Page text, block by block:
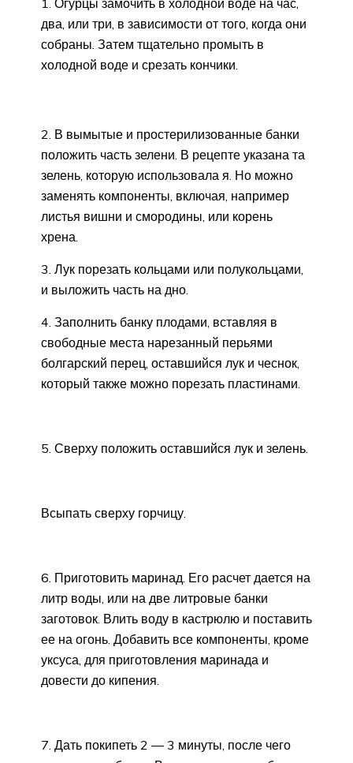
два, или три, в зависимости от того, когда они
собраны. Затем тщательно промыть в
холодной воде и срезать кончики.
2. В вымытые и простерилизованные банки
положить часть зелени. В рецепте указана та
зелень, которую использовала я. Но можно
заменять компоненты, включая, например
листья вишни и смородины, или корень
хрена.
3. Лук порезать кольцами или полукольцами,
и выложить часть на дно.
4. Заполнить банку плодами, вставляя в
свободные места нарезанный перьями
болгарский перец, оставшийся лук и чеснок,
который также можно порезать пластинами.
5. Сверху положить оставшийся лук и зелень.
Всыпать сверху горчицу.
6. Приготовить маринад. Его расчет дается на
литр воды, или на две литровые банки
заготовок. Влить воду в кастрюлю и поставить
ее на огонь. Добавить все компоненты, кроме
уксуса, для приготовления маринада и
довести до кипения.
7. Дать покипеть 2 — 3 минуты, после чего